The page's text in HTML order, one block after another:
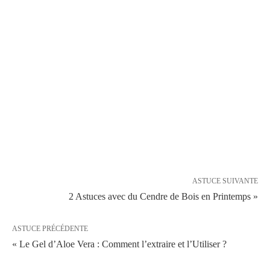
ASTUCE SUIVANTE
2 Astuces avec du Cendre de Bois en Printemps »
ASTUCE PRÉCÉDENTE
« Le Gel d’Aloe Vera : Comment l’extraire et l’Utiliser ?